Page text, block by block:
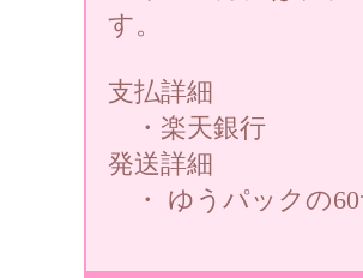
す。
支払詳細
・楽天銀行
発送詳細
・ ゆうパックの